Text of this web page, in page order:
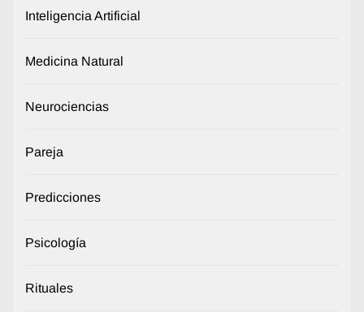
Inteligencia Artificial
Medicina Natural
Neurociencias
Pareja
Predicciones
Psicología
Rituales